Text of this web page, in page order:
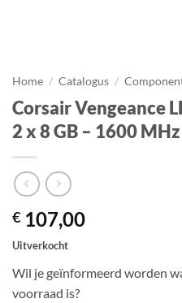
Home / Catalogus /
Corsair Vengeance
2 x 8 GB – 1600
€ 107,00
Uitverkocht
Wil je geïnformeerd worden
voorraad is?